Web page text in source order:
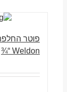
פוטר
Weldon “¾